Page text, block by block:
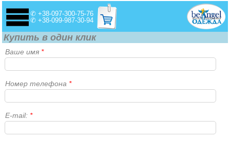
✆ +38-097-300-75-76
✆ +38-099-987-30-94
Купить в один клик
Ваше имя *
Номер телефона *
E-mail: *